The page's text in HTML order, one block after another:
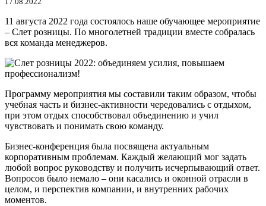
11 августа 2022 года состоялось наше обучающее мероприятие
– Слет розницы. По многолетней традиции вместе собралась
вся команда менеджеров.
Программу мероприятия мы составили таким образом, чтобы
учебная часть и бизнес-активности чередовались с отдыхом,
при этом отдых способствовал объединению и учил
чувствовать и понимать свою команду.
Бизнес-конференция была посвящена актуальным
корпоративным проблемам. Каждый желающий мог задать
любой вопрос руководству и получить исчерпывающий ответ.
Вопросов было немало – они касались и оконной отрасли в
целом, и перспектив компании, и внутренних рабочих
моментов.